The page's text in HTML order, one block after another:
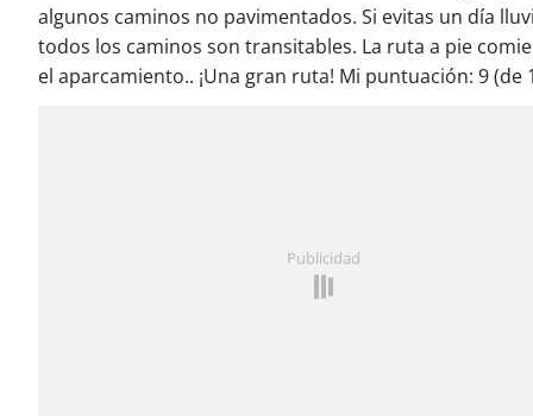
algunos caminos no pavimentados. Si evitas un día
todos los caminos son transitables. La ruta a pie
el aparcamiento.. ¡Una gran ruta! Mi puntuación: 9 (de
Publicidad